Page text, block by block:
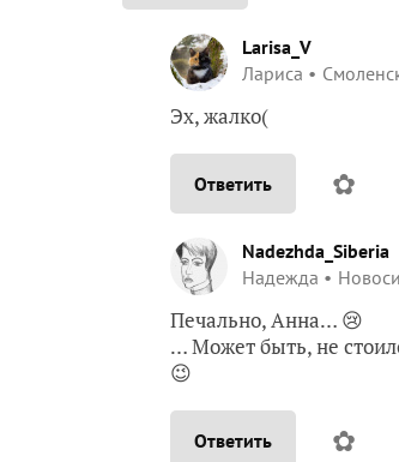
Larisa_V
Лариса
Эх, жалко(
Ответить ✿
Nadezhda_Siberia
Надежда
Печально, Анна… 😢
… Может быть, не
😉
Ответить ✿